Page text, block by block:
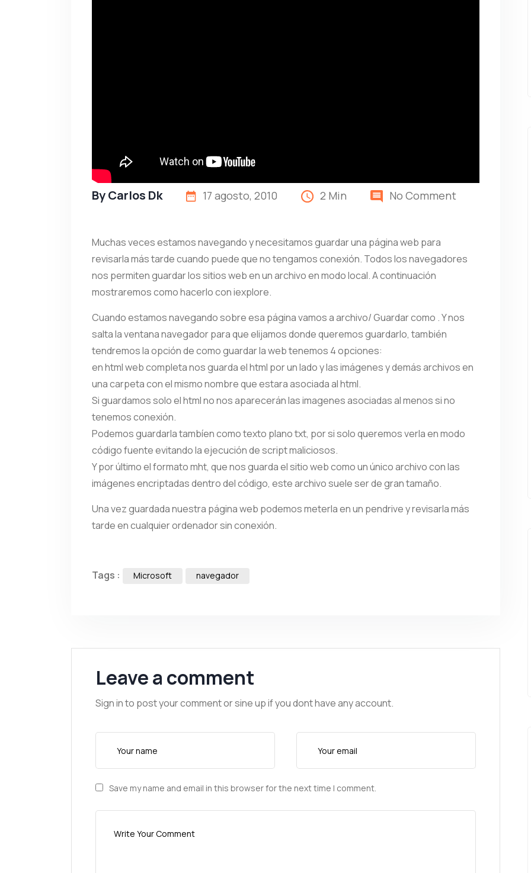
ByCarlos Dk 17 agosto, 2010 2 Min No Comment
Muchas veces estamos navegando y necesitamos guardar una página web para
revisarla más tarde cuando puede que no tengamos conexión. Todos los navegadores
nos permiten guardar los sitios web en un archivo en modo local. A continuación
mostraremos como hacerlo con iexplore.
Cuando estamos navegando sobre esa página vamos a archivo/ Guardar como . Y nos
salta la ventana navegador para que elijamos donde queremos guardarlo, también
tendremos la opción de como guardar la web tenemos 4 opciones:
en html web completa nos guarda el html por un lado y las imágenes y demás archivos en
una carpeta con el mismo nombre que estara asociada al html.
Si guardamos solo el html no nos aparecerán las imagenes asociadas al menos si no
tenemos conexión.
Podemos guardarla tambíen como texto plano txt, por si solo queremos verla en modo
código fuente evitando la ejecución de script maliciosos.
Y por último el formato mht, que nos guarda el sitio web como un único archivo con las
imágenes encriptadas dentro del código, este archivo suele ser de gran tamaño.
Una vez guardada nuestra página web podemos meterla en un pendrive y revisarla más
tarde en cualquier ordenador sin conexión.
Tags : Microsoft navegador
Leave a comment
Sign in to post your comment or sine up if you dont have any account.
Save my name and email in this browser for the next time I comment.